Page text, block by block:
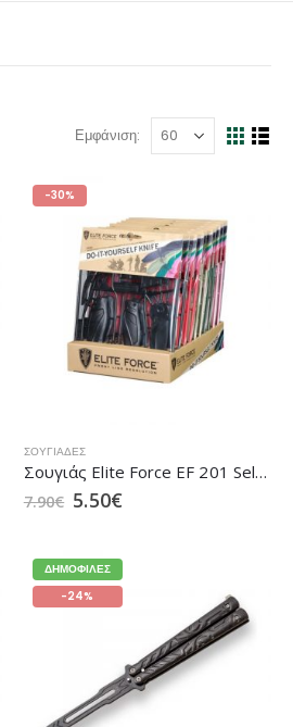
Εμφάνιση:
-30%
ΣΟΥΓΙΆΔΕΣ
Σουγιάς Elite Force EF 201 Selfmade Knife (5.0770-1)
7.90€ 5.50€
ΔΗΜΟΦΙΛΈΣ
-24%